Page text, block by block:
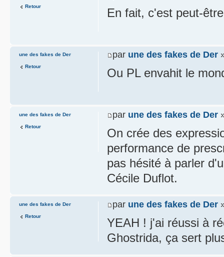
En fait, c'est peut-
Retour
par une des fakes de Der
Ou PL envahit le
une des fakes de Der
Retour
par une des fakes de Der
On crée des
performance de
pas hésité à parler
Cécile Duflot.
une des fakes de Der
Retour
par une des fakes de Der
YEAH ! j'ai réussi à
Ghostrida, ça sert
une des fakes de Der
Retour